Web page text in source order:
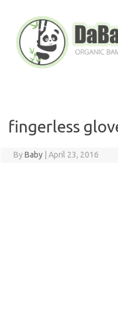
content
fingerless
ByBaby April 23, 2016